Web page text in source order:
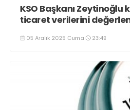
KSO Başkanı Zeytinoğlu
ticaret verilerini
05 Aralık 2025 Cuma 23:49